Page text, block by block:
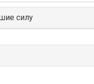
силу